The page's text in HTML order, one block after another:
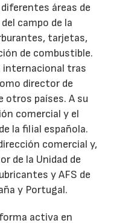
áreas de
campo de la
tarjetas,
de combustible.
internacional tras
director de
otros países. A su
comercial y el
la filial española.
comercial y,
de la Unidad de
y AFS de
y Portugal.
activa en